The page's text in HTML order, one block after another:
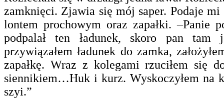
zamknięci. Zjawia się mój saper. Podaje
lontem prochowym oraz zapałki. –Panie
podpalał ten ładunek, skoro pan
przywiązałem ładunek do zamka,
zapałkę. Wraz z kolegami rzuciłem się
siennikiem…Huk i kurz. Wyskoczyłem na
szyi.”